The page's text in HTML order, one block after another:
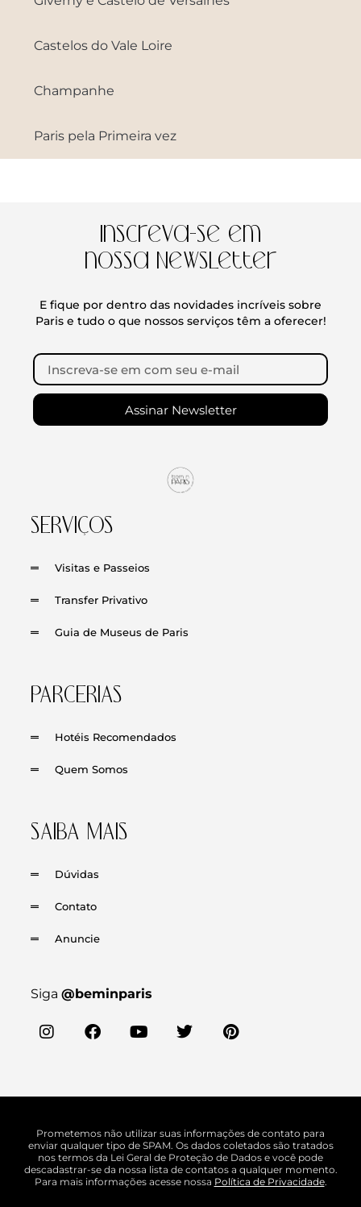
Castelos do Vale Loire
Champanhe
Paris pela Primeira vez
Inscreva-se em
nossa Newsletter
E fique por dentro das novidades incríveis sobre
Paris e tudo o que nossos serviços têm a oferecer!
Assinar Newsletter
SERVIÇOS
Visitas e Passeios
Transfer Privativo
Guia de Museus de Paris
PARCERIAS
Hotéis Recomendados
Quem Somos
SAIBA MAIS
Dúvidas
Contato
Anuncie
Siga @beminparis
Prometemos não utilizar suas informações de contato para
enviar qualquer tipo de SPAM. Os dados coletados são tratados
nos termos da Lei Geral de Proteção de Dados e você pode
descadastrar-se da nossa lista de contatos a qualquer momento.
Para mais informações acesse nossa Política de Privacidade.